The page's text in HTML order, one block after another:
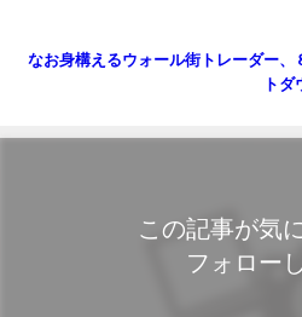
なお身構えるウォール街トレーダー、
ト
この記事が気
フォロー